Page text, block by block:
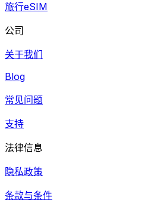
旅行eSIM
公司
关于我们
Blog
常见问题
支持
法律信息
隐私政策
条款与条件